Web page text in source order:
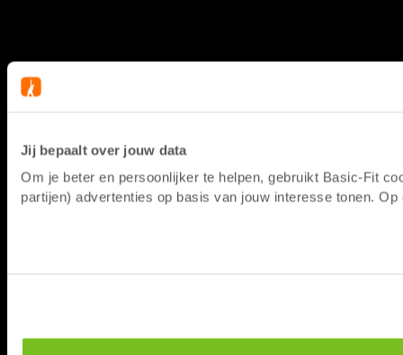
Jij bepaalt over jouw data
Om je beter en persoonlijker te helpen, gebruikt Basic-Fit
partijen) advertenties op basis van jouw interesse tonen.